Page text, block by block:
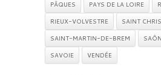
PÂQUES
PAYS DE LA LOIRE
RIEUX-VOLVESTRE
SAINT
SAINT-MARTIN-DE-BREM
SAVOIE
VENDÉE